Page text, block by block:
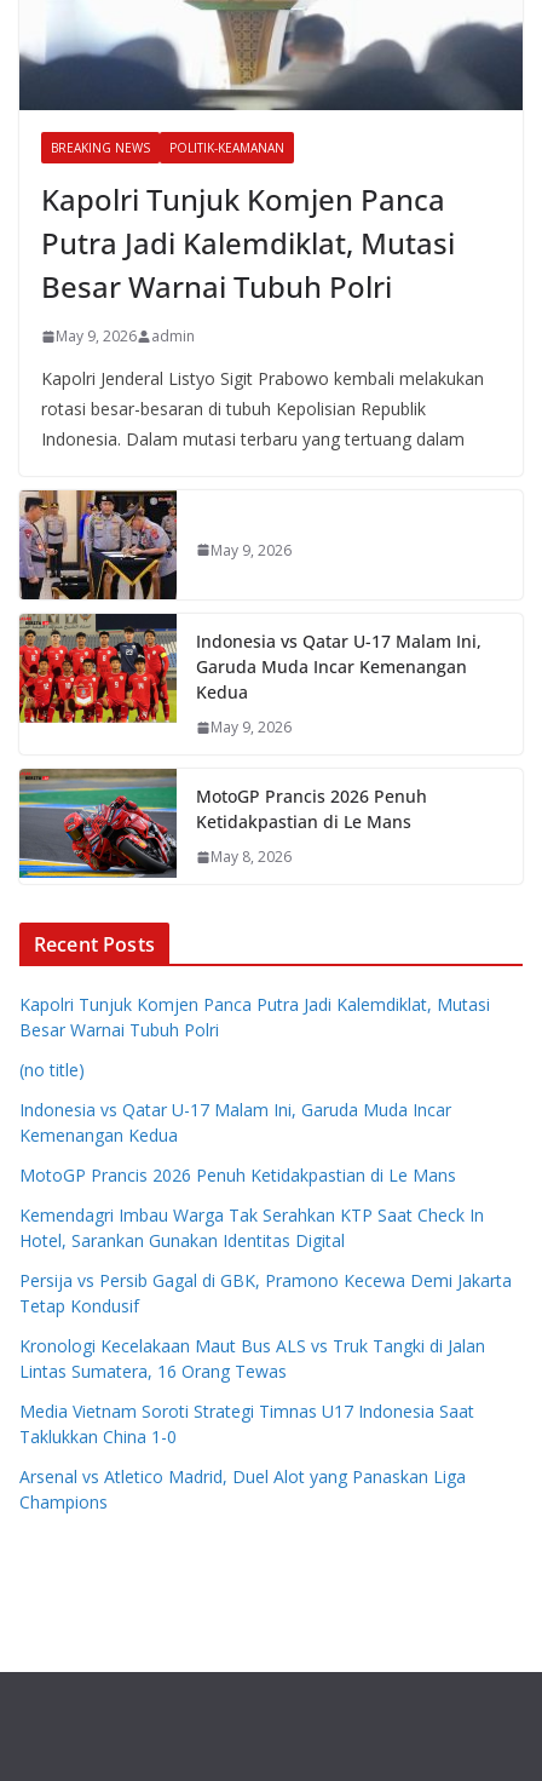
BREAKING NEWS POLITIK-KEAMANAN
Kapolri Tunjuk Komjen Panca
Putra Jadi Kalemdiklat, Mutasi
Besar Warnai Tubuh Polri
May 9, 2026 admin
Kapolri Jenderal Listyo Sigit Prabowo kembali melakukan
rotasi besar-besaran di tubuh Kepolisian Republik
Indonesia. Dalam mutasi terbaru yang tertuang dalam
May 9, 2026
Indonesia vs Qatar U-17 Malam Ini,
Garuda Muda Incar Kemenangan
Kedua
May 9, 2026
MotoGP Prancis 2026 Penuh
Ketidakpastian di Le Mans
May 8, 2026
Recent Posts
Kapolri Tunjuk Komjen Panca Putra Jadi Kalemdiklat, Mutasi
Besar Warnai Tubuh Polri
(no title)
Indonesia vs Qatar U-17 Malam Ini, Garuda Muda Incar
Kemenangan Kedua
MotoGP Prancis 2026 Penuh Ketidakpastian di Le Mans
Kemendagri Imbau Warga Tak Serahkan KTP Saat Check In
Hotel, Sarankan Gunakan Identitas Digital
Persija vs Persib Gagal di GBK, Pramono Kecewa Demi Jakarta
Tetap Kondusif
Kronologi Kecelakaan Maut Bus ALS vs Truk Tangki di Jalan
Lintas Sumatera, 16 Orang Tewas
Media Vietnam Soroti Strategi Timnas U17 Indonesia Saat
Taklukkan China 1-0
Arsenal vs Atletico Madrid, Duel Alot yang Panaskan Liga
Champions